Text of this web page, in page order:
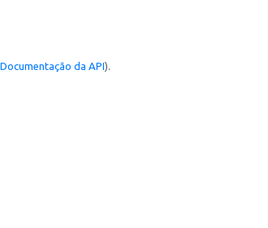
Documentação da API).